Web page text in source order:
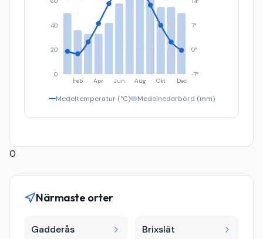
Feb Apr Jun Aug Okt Dec
0
20
40
-7°
0°
7°
Medeltemperatur (°C) Medelnederbörd (mm)
0
Närmaste orter
Gadderås Brixslät